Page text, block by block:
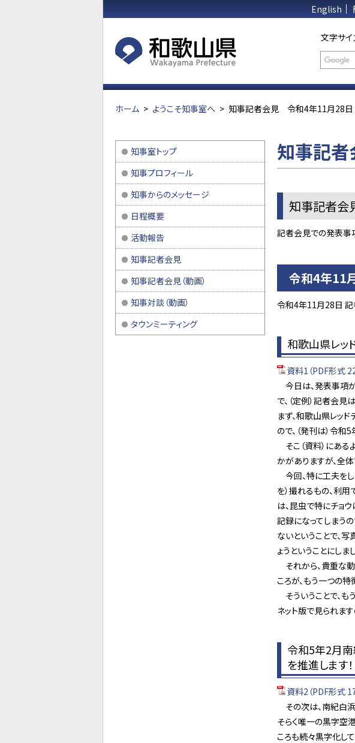
English
文字サイ
ホーム > ようこそ知事室へ > 知事記者会見 令和4年11月28日
知事記
知事記者会
記者会見での発表事
令和4年11
令和4年11月28日
和歌山県レッ
資料1（PDF形式
今日は、発表事項
で、（定例）記者会見
まず、和歌山県レッ
ので、（発刊は）令和
そこ（資料）にある
かがありますが、全体
今回、特に工夫を
を）撮れるもの、利
は、昆虫で特にチョ
記録になってしまう
ないということで、
ょうということにしま
それから、貴重な
ころが、もう一つの特
そういうことで、も
ネット版で見られます
令和5年2月南
を推進します！
資料2（PDF形式
その次は、南紀白
そらく唯一の黒字空
ころも続々黒字化し
知事室トップ
知事プロフィール
知事からのメッセージ
日程概要
活動報告
知事記者会見
知事記者会見（動画）
知事対談（動画）
タウンミーティング